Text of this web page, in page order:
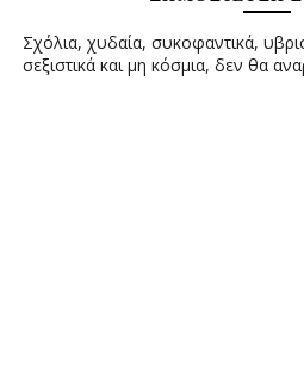
Σχόλια, χυδαία, συκοφαντικά,
σεξιστικά και μη κόσμια, δεν θα